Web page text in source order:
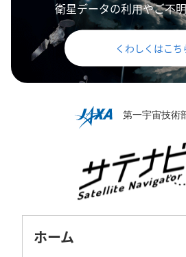
衛星データの利用やご不
くわしくはこち
ホーム